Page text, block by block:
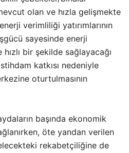
olan ve hızla gelişmekte
verimliliği yatırımlarının
sayesinde enerji
bir şekilde sağlayacağı
katkısı nedeniyle
oturtulmasının
başında ekonomik
öte yandan verilen
rekabetçiliğine de